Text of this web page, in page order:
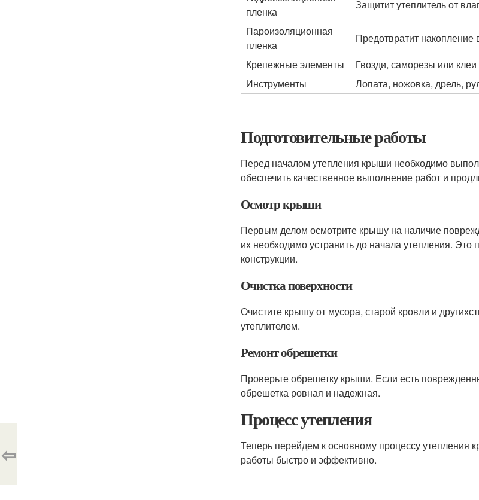
пленка
Защитит утеплитель от
Пароизоляционная
пленка
Предотвратит накопление
Крепежные элементы
Гвозди, саморезы или
Инструменты
Лопата, ножовка, дрель,
Подготовительные работы
Перед началом утепления крыши необходимо
обеспечить качественное выполнение работ и
Осмотр крыши
Первым делом осмотрите крышу на наличие
их необходимо устранить до начала утепления.
конструкции.
Очистка поверхности
Очистите крышу от мусора, старой кровли и
утеплителем.
Ремонт обрешетки
Проверьте обрешетку крыши. Если есть
обрешетка ровная и надежная.
Процесс утепления
Теперь перейдем к основному процессу
работы быстро и эффективно.
⇦